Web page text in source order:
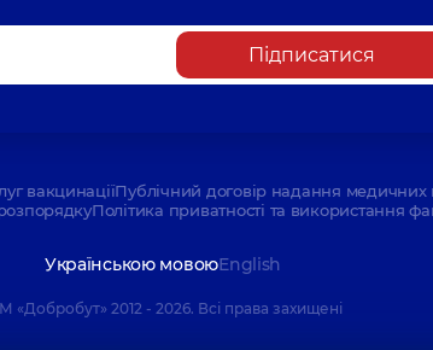
Підписатися
вакцинаціїПублічний договір надання медичних
Політика приватності та використання
Українською мовоюEnglish
«Добробут» 2012 - 2026. Всі права захищені